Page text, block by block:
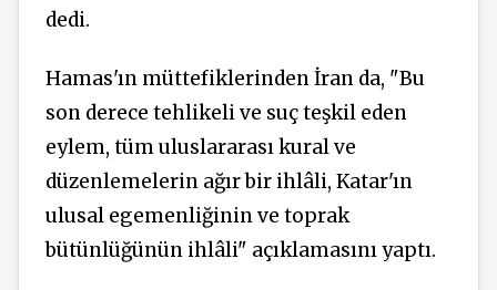
dedi.
Hamas'ın müttefiklerinden İran da, "Bu
son derece tehlikeli ve suç teşkil eden
eylem, tüm uluslararası kural ve
düzenlemelerin ağır bir ihlâli, Katar'ın
ulusal egemenliğinin ve toprak
bütünlüğünün ihlâli" açıklamasını yaptı.